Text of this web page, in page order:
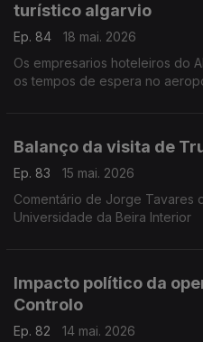
turístico algarvio
Ep. 84
18 mai. 2026
Os empresarios hoteleiros do
os tempos de espera no
Balanço da visita de
Ep. 83
15 mai. 2026
Comentário de Jorge Tavares
Universidade da Beira Interior
Impacto político da
Controlo
Ep. 82
14 mai. 2026